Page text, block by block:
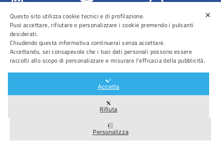
ASL Roma 5
URP e
Comunicazione
Prenotazioni
Area Riservata
2026 © Tutti i diritti riservati – ASL Roma 5
✕
Questo sito utilizza cookie tecnici e di profilazione.
Puoi accettare, rifiutare o personalizzare i cookie premendo i pulsanti
desiderati.
Chiudendo questa informativa continuerai senza accettare.
Accettando, sei consapevole che i tuoi dati personali possono essere
raccolti allo scopo di personalizzare e misurare l'efficacia della pubblicità.
Accetta
Rifiuta
Personalizza